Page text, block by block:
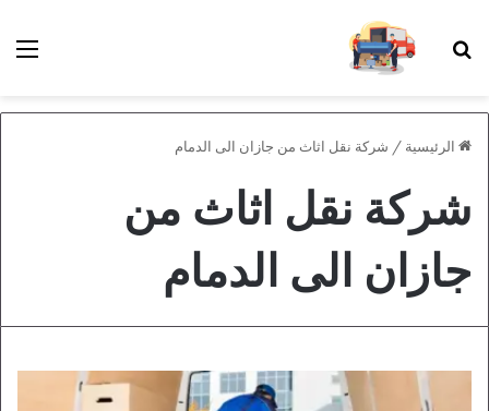
بحث عن
الرئيسية / شركة نقل اثاث من جازان الى الدمام
شركة نقل اثاث من
جازان الى الدمام